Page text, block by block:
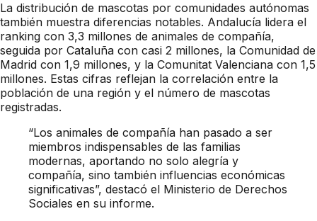
La distribución de mascotas por comunidades autónomas
también muestra diferencias notables. Andalucía lidera el
ranking con 3,3 millones de animales de compañía,
seguida por Cataluña con casi 2 millones, la Comunidad de
Madrid con 1,9 millones, y la Comunitat Valenciana con 1,5
millones. Estas cifras reflejan la correlación entre la
población de una región y el número de mascotas
registradas.
“Los animales de compañía han pasado a ser
miembros indispensables de las familias
modernas, aportando no solo alegría y
compañía, sino también influencias económicas
significativas”, destacó el Ministerio de Derechos
Sociales en su informe.